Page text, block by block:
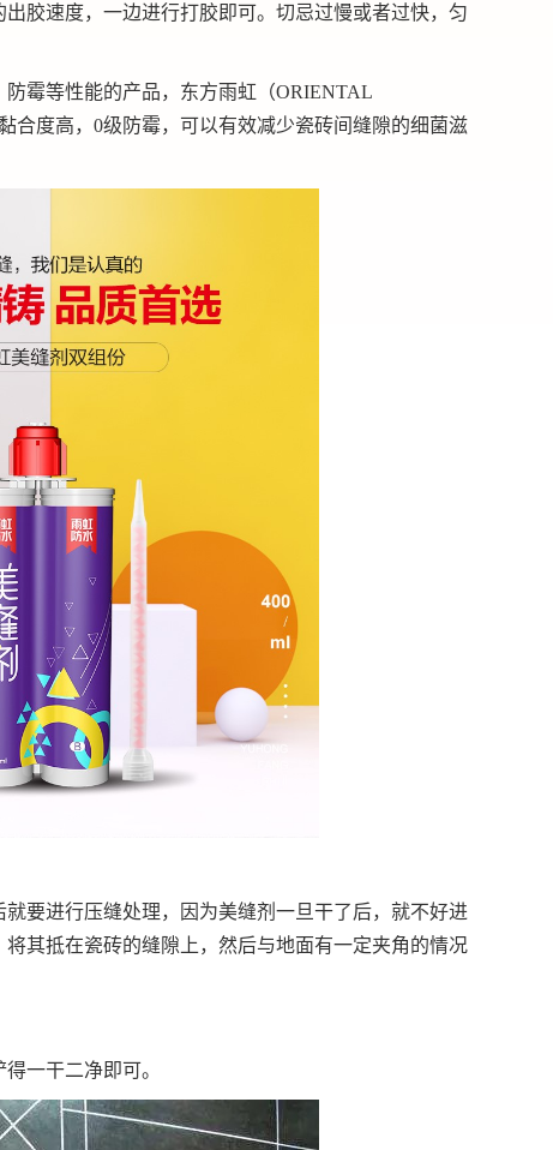
胶速度，一边进行打胶即可。切忌过慢或者过快，匀
霉等性能的产品，东方雨虹（ORIENTAL
合度高，0级防霉，可以有效减少瓷砖间缝隙的细菌滋
要进行压缝处理，因为美缝剂一旦干了后，就不好进
其抵在瓷砖的缝隙上，然后与地面有一定夹角的情况
一干二净即可。